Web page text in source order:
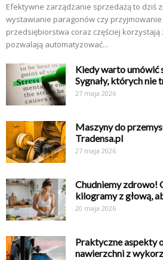
Efektywne zarządzanie sprzedażą to dziś
wystawianie paragonów czy przyjmowanie
przedsiębiorstwa coraz częściej korzystają
pozwalają automatyzować...
Kiedy warto umówić
Sygnały, których nie
27 maja 2026
Maszyny do
Tradensa.pl
27 maja 2026
Chudniemy zdrowo!
kilogramy z głową,
20 maja 2026
Praktyczne aspekty
nawierzchni z